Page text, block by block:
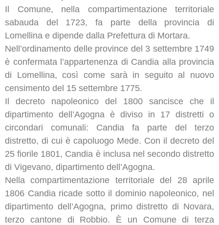
Il Comune, nella compartimentazione territoriale
sabauda del 1723, fa parte della provincia di
Lomellina e dipende dalla Prefettura di Mortara.
Nell’ordinamento delle province del 3 settembre 1749
è confermata l’appartenenza di Candia alla provincia
di Lomellina, così come sarà in seguito al nuovo
censimento del 15 settembre 1775.
Il decreto napoleonico del 1800 sancisce che il
dipartimento dell’Agogna è diviso in 17 distretti o
circondari comunali: Candia fa parte del terzo
distretto, di cui è capoluogo Mede. Con il decreto del
25 fiorile 1801, Candia è inclusa nel secondo distretto
di Vigevano, dipartimento dell’Agogna.
Nella compartimentazione territoriale del 28 aprile
1806 Candia ricade sotto il dominio napoleonico, nel
dipartimento dell’Agogna, primo distretto di Novara,
terzo cantone di Robbio. È un Comune di terza